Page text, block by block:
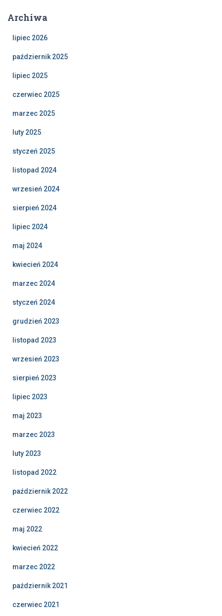
Archiwa
lipiec 2026
październik 2025
lipiec 2025
czerwiec 2025
marzec 2025
luty 2025
styczeń 2025
listopad 2024
wrzesień 2024
sierpień 2024
lipiec 2024
maj 2024
kwiecień 2024
marzec 2024
styczeń 2024
grudzień 2023
listopad 2023
wrzesień 2023
sierpień 2023
lipiec 2023
maj 2023
marzec 2023
luty 2023
listopad 2022
październik 2022
czerwiec 2022
maj 2022
kwiecień 2022
marzec 2022
październik 2021
czerwiec 2021